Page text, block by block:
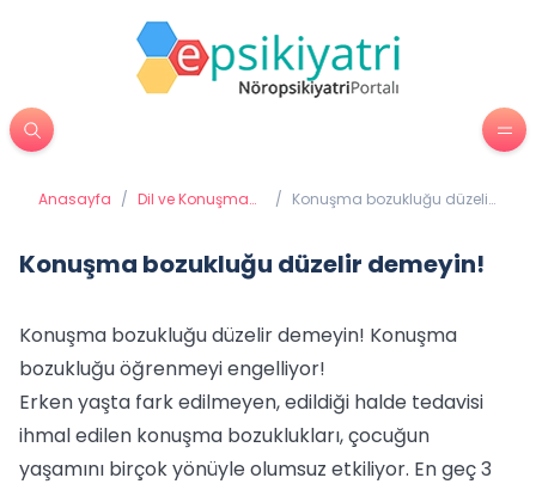
Anasayfa / Dil ve Konuşma
/ Konuşma bozukluğu düzelir
Konuşma bozukluğu düzelir demeyin!
Konuşma bozukluğu düzelir demeyin! Konuşma
bozukluğu öğrenmeyi engelliyor!
Erken yaşta fark edilmeyen, edildiği halde tedavisi
ihmal edilen konuşma bozuklukları, çocuğun
yaşamını birçok yönüyle olumsuz etkiliyor. En geç 3